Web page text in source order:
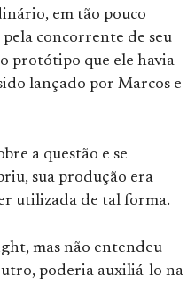
em tão pouco
concorrente de seu
protótipo que ele havia
lançado por Marcos e
a questão e se
sua produção era
utilizada de tal forma.
mas não entendeu
poderia auxiliá-lo na